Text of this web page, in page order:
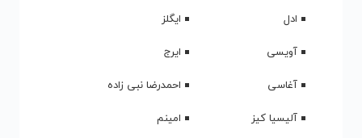
ادل
ایگلز
آویسی
ایرج
آغاسی
احمدرضا نبی زاده
آلیسیا کیز
امینم